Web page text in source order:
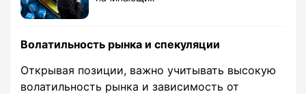
Волатильность рынка и спекуляции
Открывая позиции, важно учитывать высокую
волатильность рынка и зависимость от